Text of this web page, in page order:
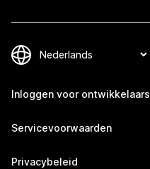
Inloggen voor ontwikkelaars
Servicevoorwaarden
Privacybeleid